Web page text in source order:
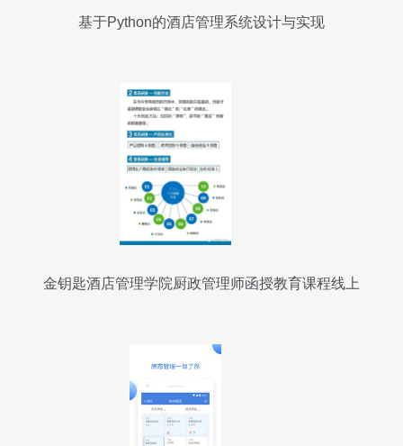
基于Python的酒店管理系统设计与实现
金钥匙酒店管理学院厨政管理师函授教育课程线上